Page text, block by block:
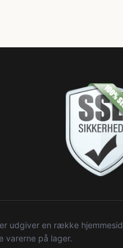
udgiver en række
varerne på lager.